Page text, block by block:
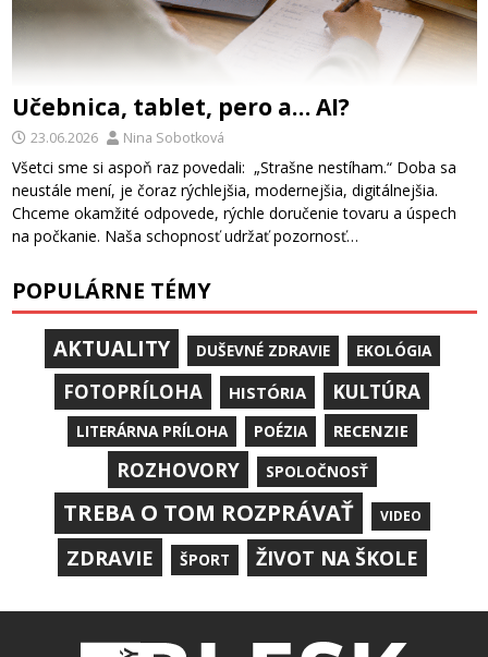
Učebnica, tablet, pero a… AI?
23.06.2026 Nina Sobotková
Všetci sme si aspoň raz povedali: „Strašne nestíham.“ Doba sa
neustále mení, je čoraz rýchlejšia, modernejšia, digitálnejšia.
Chceme okamžité odpovede, rýchle doručenie tovaru a úspech
na počkanie. Naša schopnosť udržať pozornosť…
POPULÁRNE TÉMY
AKTUALITY DUŠEVNÉ ZDRAVIE EKOLÓGIA
FOTOPRÍLOHA HISTÓRIA KULTÚRA
LITERÁRNA PRÍLOHA POÉZIA RECENZIE
ROZHOVORY SPOLOČNOSŤ
TREBA O TOM ROZPRÁVAŤ VIDEO
ZDRAVIE ŠPORT ŽIVOT NA ŠKOLE